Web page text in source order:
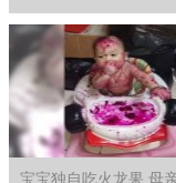
宝宝独自吃火龙果 母